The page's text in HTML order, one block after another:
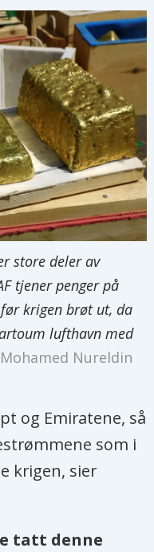
store deler av
tjener penger på
krigen brøt ut, da
lufthavn med
Nureldin
og Emiratene, så
som i
krigen, sier
tatt denne